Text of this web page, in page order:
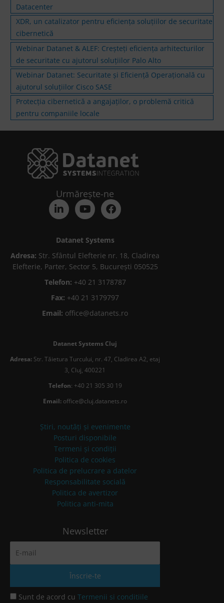
Datacenter
XDR, un catalizator pentru eficiența soluțiilor de securitate
cibernetică
Webinar Datanet & ALEF: Creșteți eficiența arhitecturilor
de securitate cu ajutorul soluțiilor Palo Alto
Webinar Datanet: Securitate și Eficiență Operațională cu
ajutorul soluțiilor Cisco SASE
Protecția cibernetică a angajaților, o problemă critică
pentru companiile locale
Urmărește-ne
Datanet Systems
Adresa: Str. Sfântul Elefterie nr. 18, Cladirea
Elefterie, Parter, Sector 5, București 050525
Telefon: +40 21 3178787
Fax: +40 21 3179797
Email: office@datanets.ro
Datanet Systems Cluj
Adresa: Str. Tăietura Turcului, nr. 47, Cladirea A2, etaj
3, Cluj, 400221
Telefon: +40 21 305 30 19
Email: office@cluj.datanets.ro
Știri, noutăți și evenimente
Posturi disponibile
Termeni și condiții
Politica de cookies
Politica de prelucrare a datelor
Responsabilitate socială
Politica de avertizor
Politica anti-mita
Newsletter
Sunt de acord cu Termenii si conditiile